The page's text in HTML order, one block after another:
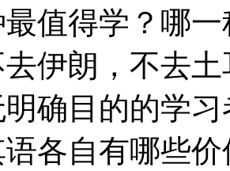
值得学？哪
去伊朗，不去
确目的的学
语各自有哪些